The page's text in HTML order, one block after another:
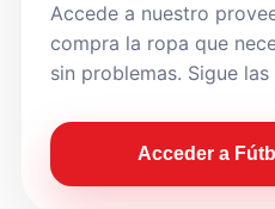
Accede a nuestro
compra la ropa que
sin problemas. Sigue
Acceder a